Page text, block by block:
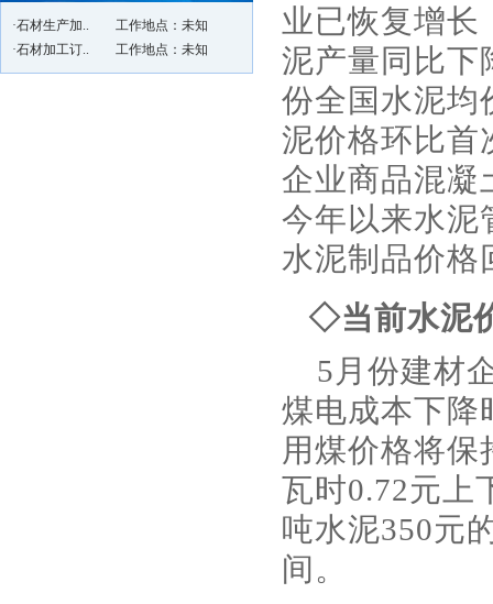
·石材生产加..
工作地点：未知
·石材加工订..
工作地点：未知
业已恢复增长
泥产量同比下
份全国水泥均
泥价格环比首
企业商品混凝
今年以来水泥
水泥制品价格
◇当前水泥
5月份建材
煤电成本下降
用煤价格将保
瓦时0.72元上
吨水泥350元
间。